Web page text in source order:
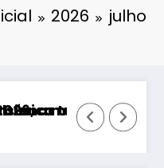
2026 julho
estão